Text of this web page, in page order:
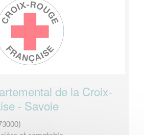
de la Croix-
- Savoie